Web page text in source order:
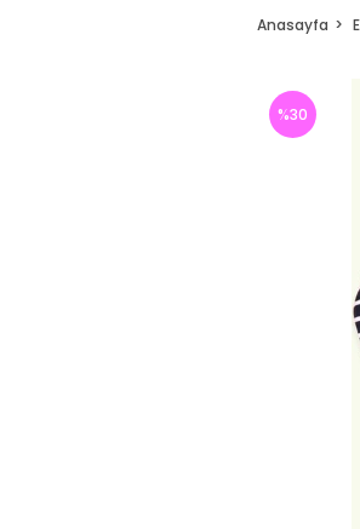
Anasayfa
%30